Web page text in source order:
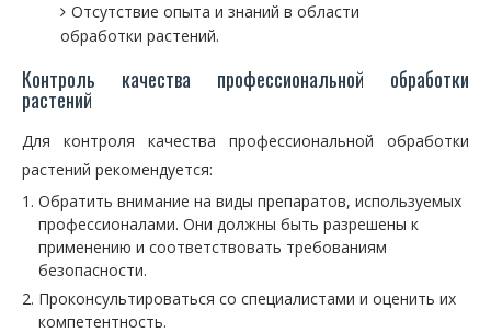
Отсутствие опыта и знаний в области
обработки растений.
Контроль качества профессиональной обработки
растений
Для контроля качества профессиональной обработки
растений рекомендуется:
Обратить внимание на виды препаратов, используемых
профессионалами. Они должны быть разрешены к
применению и соответствовать требованиям
безопасности.
Проконсультироваться со специалистами и оценить их
компетентность.